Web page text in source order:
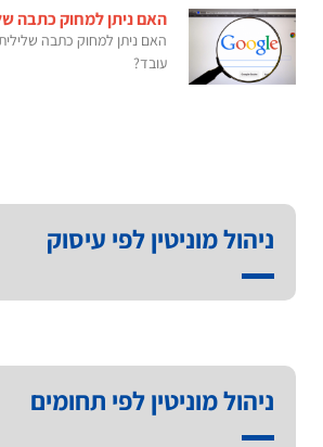
האם ניתן למחוק כתבה
האם ניתן למחוק כתבה
עובד?
ניהול מוניטין לפי עיסוק
ניהול מוניטין לפי תחומים